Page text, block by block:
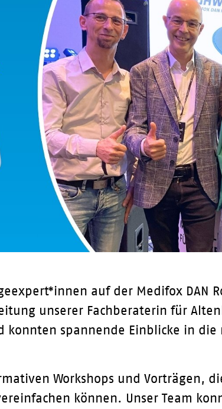
auf der Medifox DAN
unserer Fachberaterin für
spannende Einblicke in
Workshops und Vorträgen,
können. Unser Team